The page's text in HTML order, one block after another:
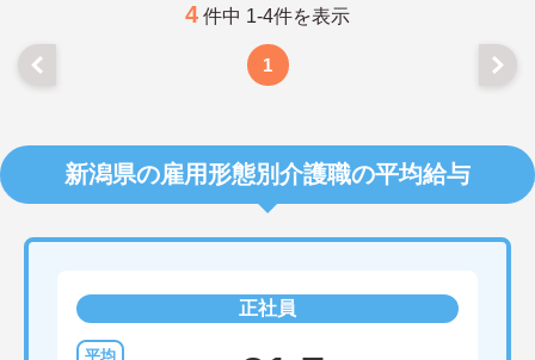
4 件中 1-4件を表示
1
新潟県の雇用形態別介護職の平均給与
正社員